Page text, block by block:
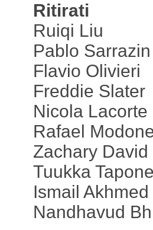
Ritirati
Ruiqi Liu
Pablo Sarrazin
Flavio Olivieri
Freddie Slater
Nicola Lacorte
Rafael
Zachary David
Tuukka
Ismail Akhmed
Nandhavud